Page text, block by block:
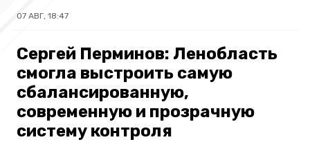
07 АВГ, 18:47
Сергей Перминов: Ленобласть
смогла выстроить самую
сбалансированную,
современную и прозрачную
систему контроля